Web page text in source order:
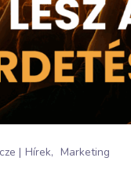
Hírek Marketing